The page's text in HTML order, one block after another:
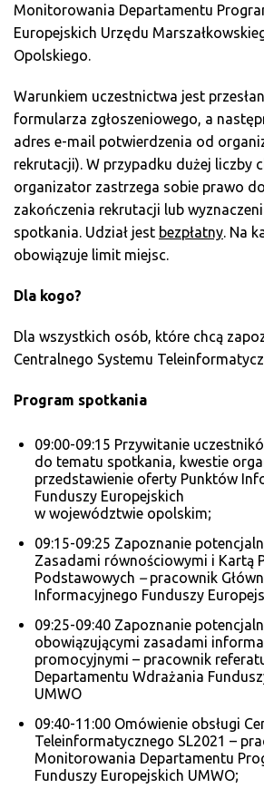
Monitorowania Departamentu
Europejskich Urzędu
Opolskiego.
Warunkiem uczestnictwa jest
formularza zgłoszeniowego, a
adres e-mail potwierdzenia od
rekrutacji). W przypadku dużej liczby
organizator zastrzega sobie prawo
zakończenia rekrutacji lub
spotkania. Udział jest bezpłatny. Na
obowiązuje limit miejsc.
Dla kogo?
Dla wszystkich osób, które chcą
Centralnego Systemu
Program spotkania
09:00-09:15 Przywitanie
do tematu spotkania, kwestie
przedstawienie oferty Punktów
Funduszy Europejskich
w województwie opolskim;
09:15-09:25 Zapoznanie
Zasadami równościowymi i Kartą
Podstawowych –pracownik
Informacyjnego Funduszy
09:25-09:40 Zapoznanie
obowiązującymi zasadami
promocyjnymi – pracownik
Departamentu Wdrażania
UMWO
09:40-11:00 Omówienie obsługi
Teleinformatycznego SL2021 –
Monitorowania Departamentu
Funduszy Europejskich UMWO;